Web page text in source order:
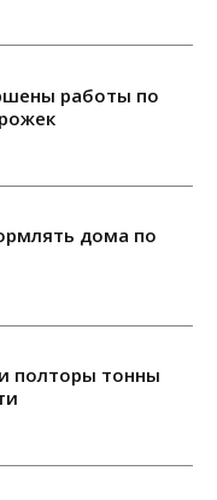
работы по
дома по
полторы тонны